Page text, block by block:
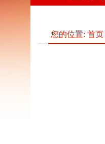
您的位置: 首页